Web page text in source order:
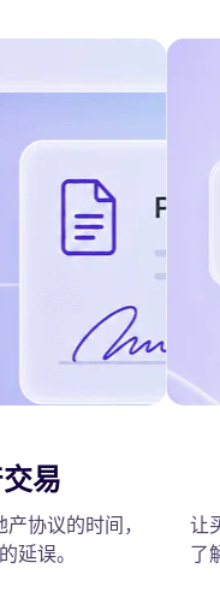
易
协议的时间，
延误。
让
了